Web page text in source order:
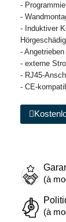
-
-
- Induktiver
-
- externe
- RJ45-
- CE-
(à
(à